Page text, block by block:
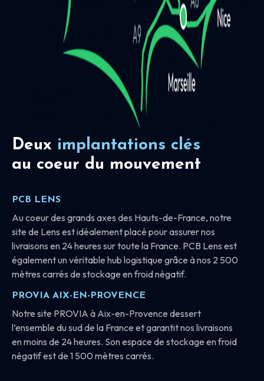
Deux implantations clés
au coeur du mouvement
PCB LENS
Au coeur des grands axes des Hauts-de-France, notre
site de Lens est idéalement placé pour assurer nos
livraisons en 24 heures sur toute la France. PCB Lens est
également un véritable hub logistique grâce à nos 2 500
mètres carrés de stockage en froid négatif.
PROVIA AIX-EN-PROVENCE
Notre site PROVIA à Aix-en-Provence dessert
l’ensemble du sud de la France et garantit nos livraisons
en moins de 24 heures. Son espace de stockage en froid
négatif est de 1 500 mètres carrés.